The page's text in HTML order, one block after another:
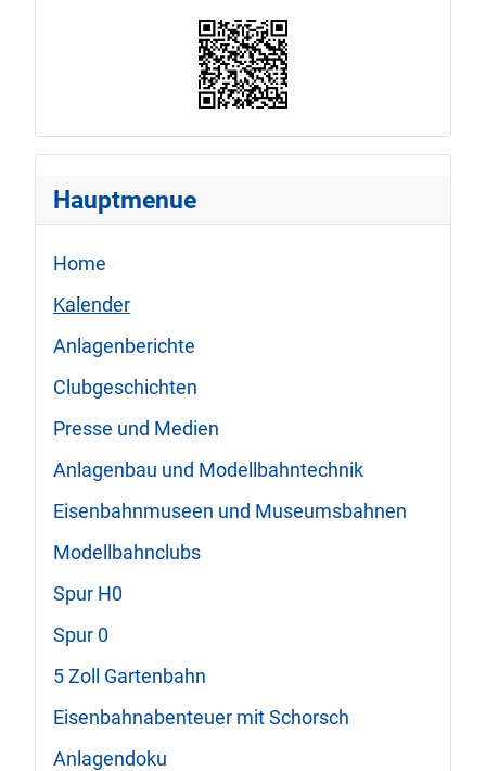
Hauptmenue
Home
Kalender
Anlagenberichte
Clubgeschichten
Presse und Medien
Anlagenbau und Modellbahntechnik
Eisenbahnmuseen und Museumsbahnen
Modellbahnclubs
Spur H0
Spur 0
5 Zoll Gartenbahn
Eisenbahnabenteuer mit Schorsch
Anlagendoku